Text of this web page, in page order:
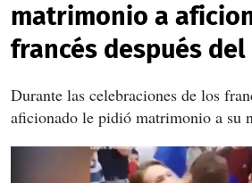
matrimonio a
francés después
Durante las celebraciones de los
aficionado le pidió matrimonio a su